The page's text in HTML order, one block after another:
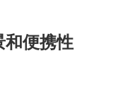
和便携性